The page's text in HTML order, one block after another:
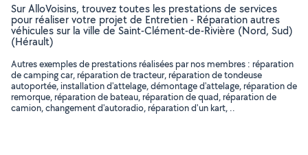
Sur AlloVoisins, trouvez toutes les prestations de services
pour réaliser votre projet de Entretien - Réparation autres
véhicules sur la ville de Saint-Clément-de-Rivière (Nord, Sud)
(Hérault)
Autres exemples de prestations réalisées par nos membres : réparation
de camping car, réparation de tracteur, réparation de tondeuse
autoportée, installation d'attelage, démontage d'attelage, réparation de
remorque, réparation de bateau, réparation de quad, réparation de
camion, changement d'autoradio, réparation d'un kart, ..